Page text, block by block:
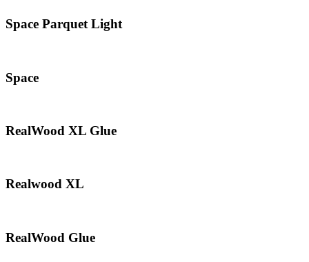
Space Parquet Light
Space
RealWood XL Glue
Realwood XL
RealWood Glue